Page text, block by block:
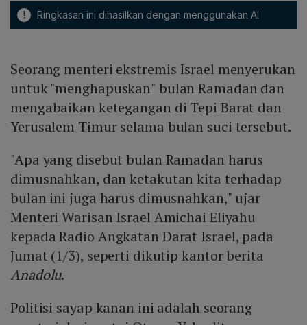
! Ringkasan ini dihasilkan dengan menggunakan AI
Seorang menteri ekstremis Israel menyerukan
untuk "menghapuskan" bulan Ramadan dan
mengabaikan ketegangan di Tepi Barat dan
Yerusalem Timur selama bulan suci tersebut.
"Apa yang disebut bulan Ramadan harus
dimusnahkan, dan ketakutan kita terhadap
bulan ini juga harus dimusnahkan," ujar
Menteri Warisan Israel Amichai Eliyahu
kepada Radio Angkatan Darat Israel, pada
Jumat (1/3), seperti dikutip kantor berita
Anadolu.
Politisi sayap kanan ini adalah seorang